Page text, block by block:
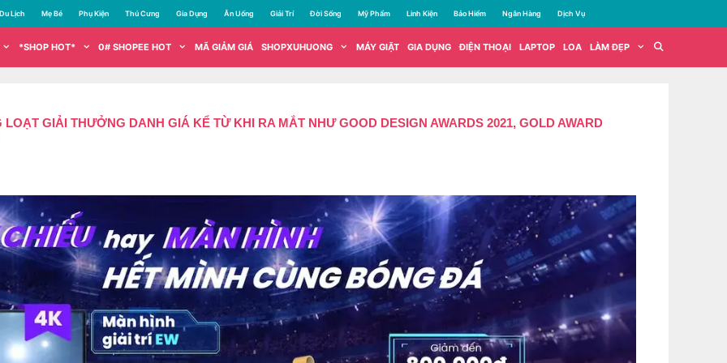
Du Lịch Mẹ Bé Phụ Kiện Thú Cưng Gia Dụng Ăn Uống Giải Trí Đời Sống Mỹ Phẩm Linh Kiện Bảo Hiểm Ngân Hàng Dịch Vụ
*SHOP HOT* 0# SHOPEE HOT MÃ GIẢM GIÁ SHOPXUHUONG MÁY GIẶT GIA DỤNG ĐIỆN THOẠI LAPTOP LOA LÀM ĐẸP
GIẢI THƯỞNG DANH GIÁ KỂ TỪ KHI RA MẮT NHƯ GOOD DESIGN AWARDS 2021, GOLD AWARD